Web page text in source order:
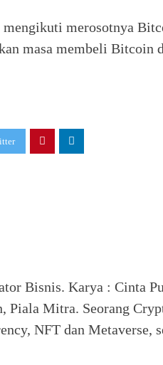
merosotnya
masa membeli
Bisnis. Karya : Cinta
Piala Mitra. Seorang
NFT dan Metaverse,